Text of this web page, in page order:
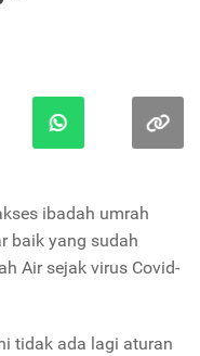
ibadah umrah
baik yang sudah
Air sejak virus Covid-
tidak ada lagi aturan